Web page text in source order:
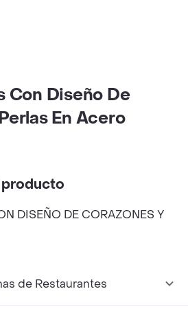
Con Diseño De
En Acero
DISEÑO DE CORAZONES Y
de Restaurantes